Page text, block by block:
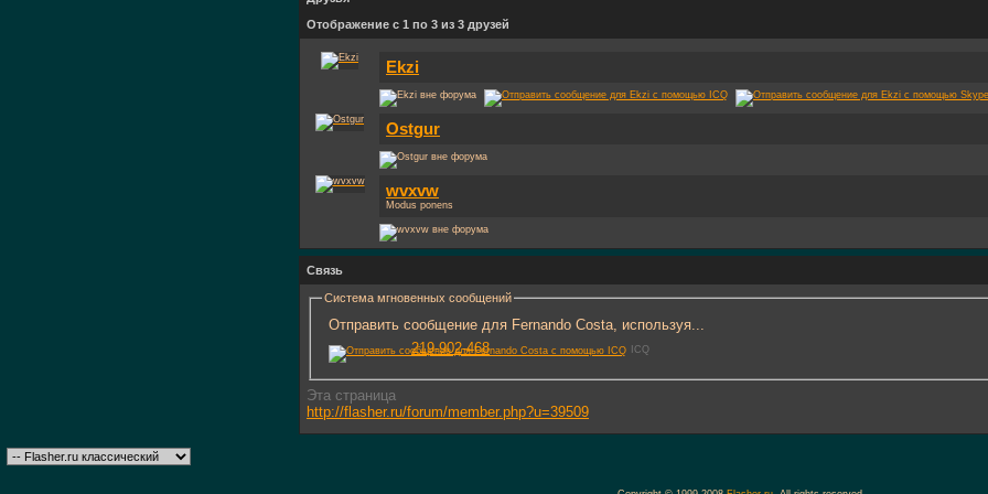
Отображение с 1 по 3 из 3 друзей
Ekzi
Ostgur
wvxvw
Modus ponens
Связь
Система мгновенных сообщений
Отправить сообщение для Fernando Costa, используя...
ICQ
219-902-468
Эта страница
http://flasher.ru/forum/member.php?u=39509